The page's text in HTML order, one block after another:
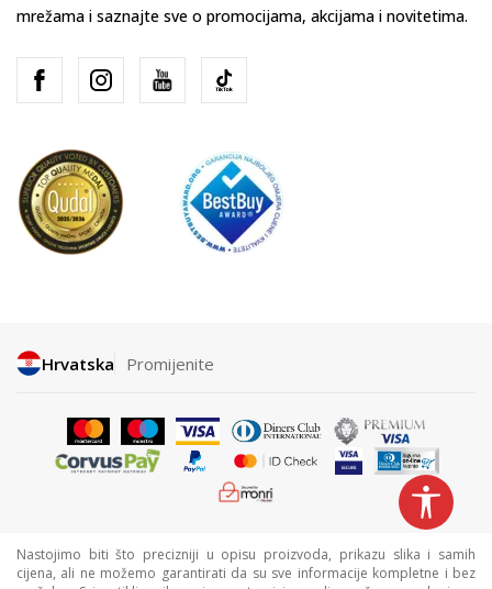
mrežama i saznajte sve o promocijama, akcijama i novitetima.
Hrvatska Promijenite
Nastojimo biti što precizniji u opisu proizvoda, prikazu slika i samih
cijena, ali ne možemo garantirati da su sve informacije kompletne i bez